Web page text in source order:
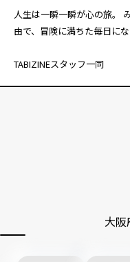
人生は一瞬一瞬が心の旅。
由で、冒険に満ちた毎日に
TABIZINEスタッフ一同
大阪